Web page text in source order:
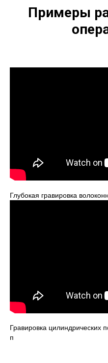
Примеры
Глубокая гравировка
Гравировка цилиндрических
п